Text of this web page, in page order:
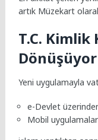
artık Müzekart
T.C. Kimlik
Dönüşüyor
Yeni uygulamayla
e-Devlet
Mobil uygulamalar